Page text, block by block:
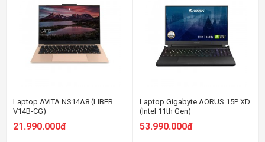
Laptop AVITA NS14A8 (LIBER
V14B-CG)
21.990.000đ
Laptop Gigabyte AORUS 15P XD
(Intel 11th Gen)
53.990.000đ